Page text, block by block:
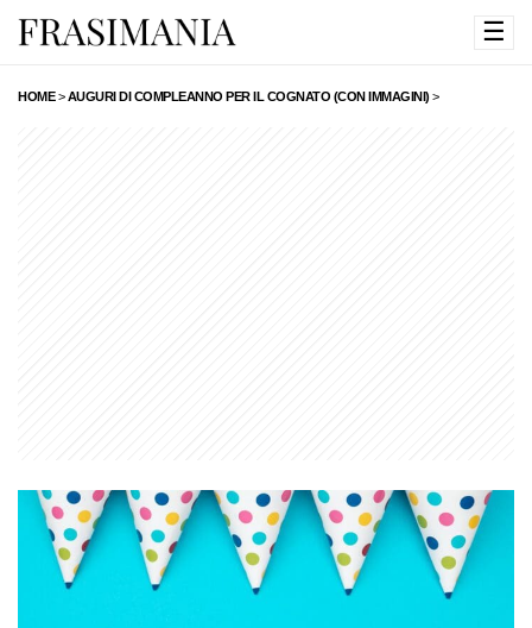
☰
HOME>AUGURI DI COMPLEANNO PER IL COGNATO (CON IMMAGINI) >